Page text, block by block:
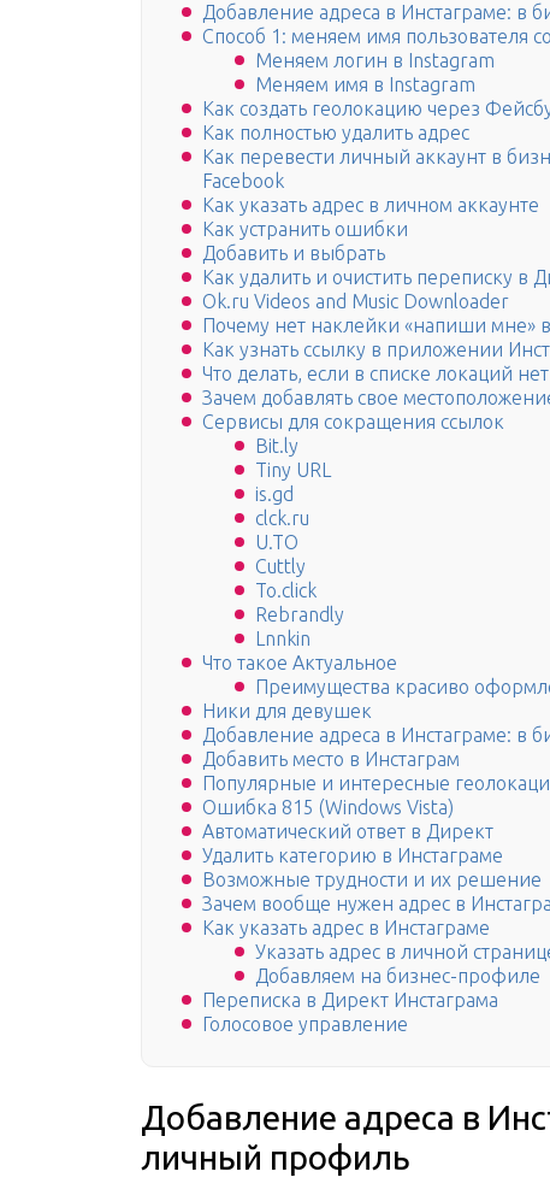
Добавление адреса в Инстаграме: в
Способ 1: меняем имя пользователя
Меняем логин в Instagram
Меняем имя в Instagram
Как создать геолокацию через
Как полностью удалить адрес
Как перевести личный аккаунт в
Facebook
Как указать адрес в личном аккаунте
Как устранить ошибки
Добавить и выбрать
Как удалить и очистить переписку в
Ok.ru Videos and Music Downloader
Почему нет наклейки «напиши мне»
Как узнать ссылку в приложении
Что делать, если в списке локаций
Зачем добавлять свое
Сервисы для сокращения ссылок
Bit.ly
Tiny URL
is.gd
clck.ru
U.TO
Cuttly
To.click
Rebrandly
Lnnkin
Что такое Актуальное
Преимущества красиво
Ники для девушек
Добавление адреса в Инстаграме: в
Добавить место в Инстаграм
Популярные и интересные
Ошибка 815 (Windows Vista)
Автоматический ответ в Директ
Удалить категорию в Инстаграме
Возможные трудности и их решение
Зачем вообще нужен адрес в
Как указать адрес в Инстаграме
Указать адрес в личной
Добавляем на бизнес-профиле
Переписка в Директ Инстаграма
Голосовое управление
Добавление адреса в
личный профиль